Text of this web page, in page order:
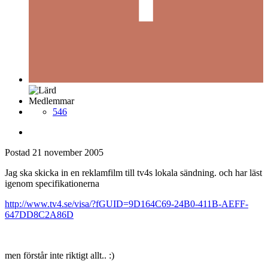
Medlemmar
546
Postad 21 november 2005
Jag ska skicka in en reklamfilm till tv4s lokala sändning. och har läst
igenom specifikationerna
http://www.tv4.se/visa/?fGUID=9D164C69-24B0-411B-AEFF-
647DD8C2A86D
men förstår inte riktigt allt.. :)